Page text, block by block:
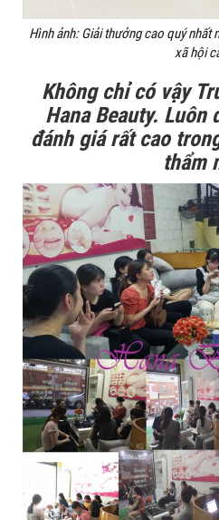
Hình ảnh: Giải thưởng cao quý nhất
xã hội
Không chỉ có vậy
Hana Beauty. Luôn
đánh giá rất cao
thẩm